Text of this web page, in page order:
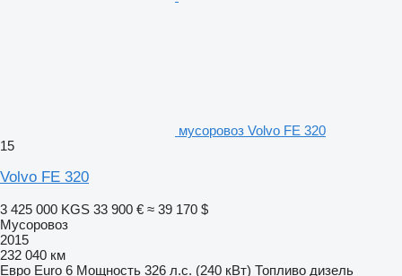
мусоровоз Volvo FE 320
15
Volvo FE 320
3 425 000 KGS 33 900 € ≈ 39 170 $
Мусоровоз
2015
232 040 км
Евро Euro 6 Мощность 326 л.с. (240 кВт) Топливо дизель